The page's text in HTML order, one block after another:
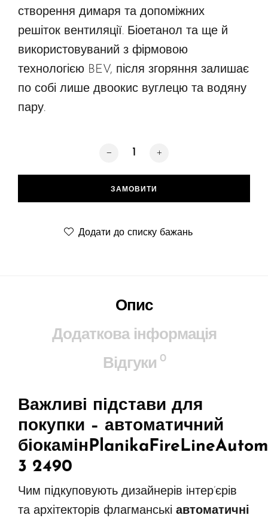
створення димаря та допоміжних
решіток вентиляції. Біоетанол та ще й
використовуваний з фірмовою
технологією BEV, після згоряння залишає
по собі лише двоокис вуглецю та водяну
пару.
FLA4 2490 мм кількість
ЗАМОВИТИ
Додати до списку бажань
Опис
Додаткова інформація
Відгуки 0
Важливі підстави для
покупки – автоматичний
біокамінPlanikaFireLine
3 2490
Чим підкуповують дизайнерів інтер’єрів
та архітекторів флагманські автоматичні